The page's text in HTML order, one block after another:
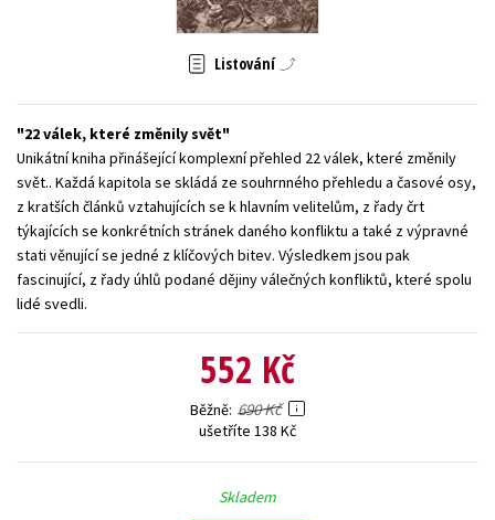
Zahraniční literatura
Listování
22 válek, které změnily svět
Unikátní kniha přinášející komplexní přehled 22 válek, které změnily
svět.. Každá kapitola se skládá ze souhrnného přehledu a časové osy,
z kratších článků vztahujících se k hlavním velitelům, z řady črt
týkajících se konkrétních stránek daného konfliktu a také z výpravné
stati věnující se jedné z klíčových bitev. Výsledkem jsou pak
fascinující, z řady úhlů podané dějiny válečných konfliktů, které spolu
lidé svedli.
552 Kč
Běžně 690 Kč
ušetříte 138 Kč
Skladem